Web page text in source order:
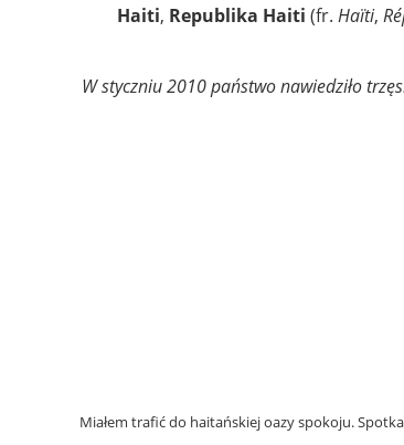
Haiti, Republika Haiti (fr. Haïti,
W styczniu 2010 państwo nawiedziło
Miałem trafić do haitańskiej oazy spokoju.